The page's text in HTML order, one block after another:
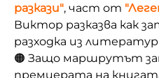
разкази", част от
Виктор разказва как
разходка из
🟠 Защо маршрутът
премиерата на